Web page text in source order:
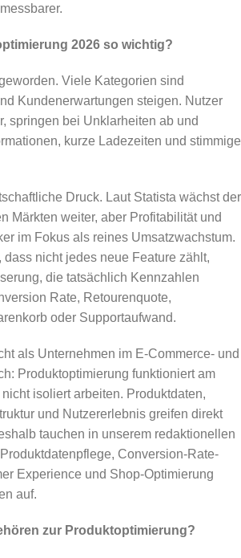
2026 so wichtig?
Viele Kategorien sind
Kundenerwartungen steigen. Nutzer
springen bei Unklarheiten ab und
kurze Ladezeiten und stimmige
Druck. Laut Statista wächst der
Märkten weiter, aber Profitabilität und
im Fokus als reines Umsatzwachstum.
dass nicht jedes neue Feature zählt,
die tatsächlich Kennzahlen
Rate, Retourenquote,
oder Supportaufwand.
als Unternehmen im E-Commerce- und
Produktoptimierung funktioniert am
isoliert arbeiten. Produktdaten,
und Nutzererlebnis greifen direkt
tauchen in unserem redaktionellen
Conversion-Rate-
Experience und Shop-Optimierung
auf.
zur Produktoptimierung?